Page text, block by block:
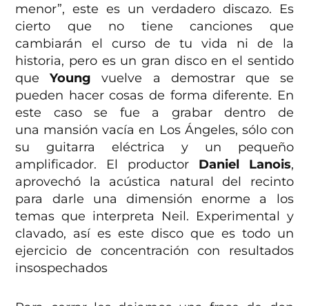
menor”, este es un verdadero discazo. Es
cierto que no tiene canciones que
cambiarán el curso de tu vida ni de la
historia, pero es un gran disco en el sentido
queYoung vuelve a demostrar que se
pueden hacer cosas de forma diferente. En
este caso se fue a grabar dentro de
una mansión vacía en Los Ángeles, sólo con
su guitarra eléctrica y un pequeño
amplificador. El productor Daniel Lanois,
aprovechó la acústica natural del recinto
para darle una dimensión enorme a los
temas que interpreta Neil. Experimental y
clavado, así es este disco que es todo un
ejercicio de concentración con resultados
insospechados